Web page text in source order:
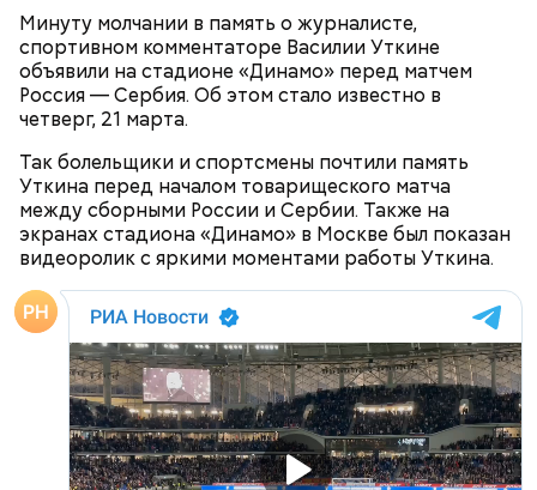
Минуту молчании в память о журналисте,
спортивном комментаторе Василии Уткине
объявили на стадионе «Динамо» перед матчем
Россия — Сербия. Об этом стало известно в
четверг, 21 марта.
Так болельщики и спортсмены почтили память
Уткина перед началом товарищеского матча
между сборными России и Сербии. Также на
экранах стадиона «Динамо» в Москве был показан
видеоролик с яркими моментами работы Уткина.
Как сложились судьбы актеров
фильма «Приключения Буратино»
Яшин выработал собственный метод игры на
штрафной площадке. Техника подразумевала
использование не только рук, но и ног. Минспорт
регулярно отчитывал тренеров «Динамо» и
сборной Союза за эту самодеятельность.
Требовали, чтобы все играли одинаково, без
применения новаторских приемов.
Для прощения понадобилось три
смерти: за что был наказан
адмирал Николай Кузнецов